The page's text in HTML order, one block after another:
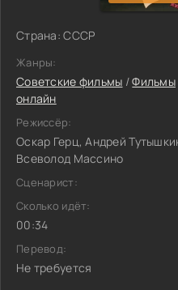
Страна: СССР
Жанры:
Советские фильмы /Фильмы
онлайн
Режиссёр:
Оскар Герц, Андрей
Всеволод Массино
Сценарист:
Сколько идёт:
00:34
Перевод:
Не требуется